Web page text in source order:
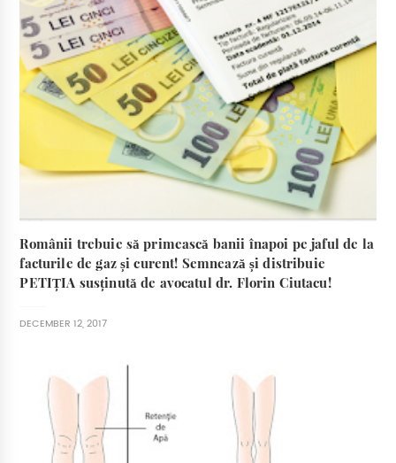
Românii trebuie să primească banii înapoi pe jaful de la
facturile de gaz și curent! Semnează și distribuie
PETIȚIA susținută de avocatul dr. Florin Ciutacu!
DECEMBER 12, 2017